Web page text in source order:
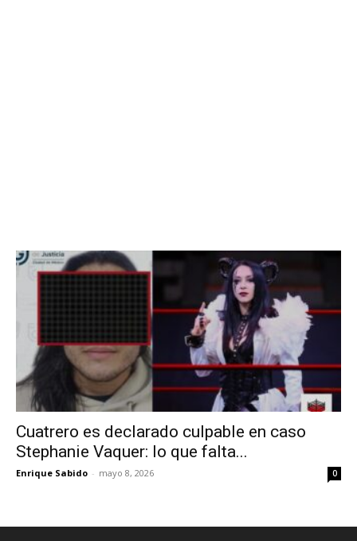
Cuatrero es declarado culpable en caso
Stephanie Vaquer: lo que falta...
Enrique Sabido - mayo 8, 2026 0